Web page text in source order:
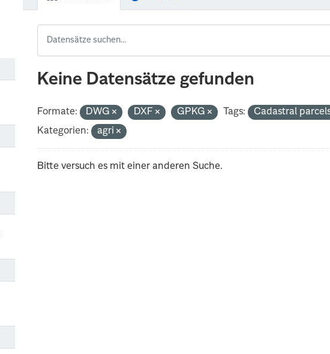
Keine Datensätze gefunden
Formate: DWG DXF GPKG Tags:
Cadastral
Kategorien:
agri
Bitte versuch es mit einer anderen Suche.